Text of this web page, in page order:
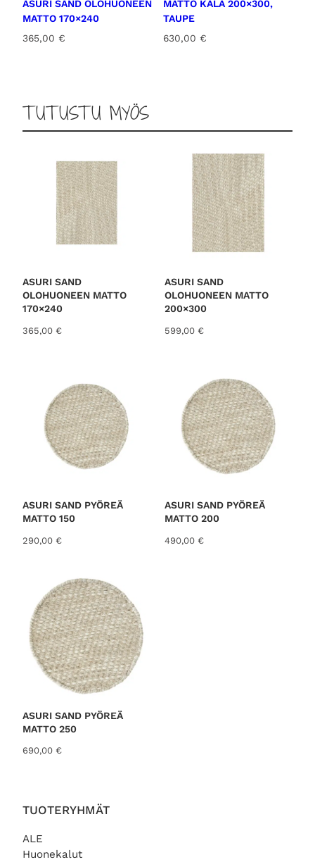
TUOTERYHMÄT
ALE
Huonekalut
ASURI SAND OLOHUONEEN
MATTO 170×240
365,00 €
MATTO KALA 200×300,
TAUPE
630,00 €
TUTUSTU MYÖS
ASURI SAND
OLOHUONEEN MATTO
170×240
365,00 €
ASURI SAND
OLOHUONEEN MATTO
200×300
599,00 €
ASURI SAND PYÖREÄ
MATTO 150
290,00 €
ASURI SAND PYÖREÄ
MATTO 200
490,00 €
ASURI SAND PYÖREÄ
MATTO 250
690,00 €